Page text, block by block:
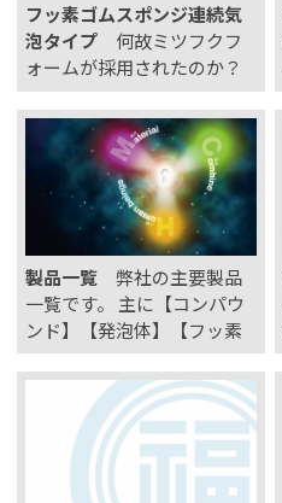
フッ素ゴムスポンジ連続気
泡タイプ 何故ミツフクフ
ォームが採用されたのか？
連続気泡なので、真空状態
での使用が可能 空気は通す
が、光は通さない 自由に動
く、気泡のやわらかさ 宇宙
航空研究開発機構（JAXA)に
てアウトガス試験合格！ ※
本製品を使用した実験装…
製品一覧 弊社の主要製品
一覧です。 主に【コンパウ
ンド】【発泡体】【フッ素
関連製品】の3種の複合素材
取り扱っております。